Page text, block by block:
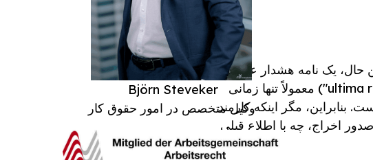
حال، یک نامه هشدار عموماً
پیش‌نیازی برای معتبر بودن اخراج مربوط به رفتار است. اخراج، به عنوان آخرین راه حل ("ultima ration") معمولاً تنها زمانی
مگر اینکه کارمند
اخراج، چه با اطلاع قبلی
Björn Steveker
وکیل متخصص در امور حقوق کار